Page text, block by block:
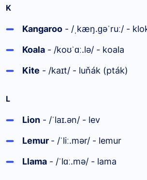
K
Kangaroo - / kæŋ.ɡəˈruː/ -
Koala - /koʊˈɑː.lə/ - koala
Kite - /kaɪt/ - luňák (pták)
L
Lion - /ˈlaɪ.ən/ - lev
Lemur - /ˈliː.mər/ - lemur
Llama - /ˈlɑː.mə/ - lama